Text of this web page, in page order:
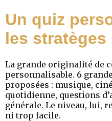
Un quiz
les
La grande originalité de
personnalisable. 6
proposées : musique,
quotidienne, questions
générale. Le niveau, lui,
ni trop facile.